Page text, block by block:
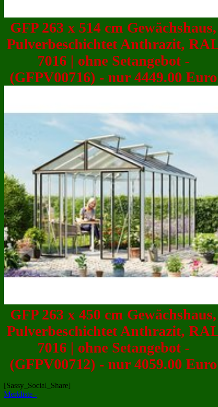
GFP 263 x 514 cm Gewächshaus,
Pulverbeschichtet Anthrazit,
7016 | ohne Setangebot -
(GFPV00716) - nur 4449.00 Euro
GFP 263 x 450 cm Gewächshaus,
Pulverbeschichtet Anthrazit,
7016 | ohne Setangebot -
(GFPV00712) - nur 4059.00 Euro
[Sassy_Social_Share]
Merkliste -